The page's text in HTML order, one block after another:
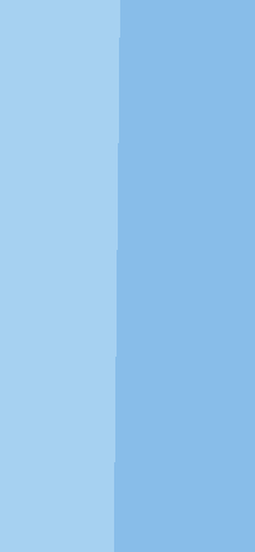
分析+绘图一
方差分析将自动绘制标
关分析将自动绘制热力
线，这些统计图均可任